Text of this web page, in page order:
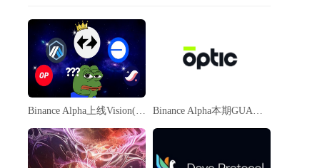
Binance Alpha上线Vision(VSN) Binance Alpha本期GUA空投单号收益约54美元